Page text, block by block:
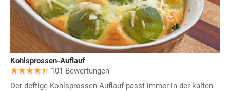
Kohlsprossen-Auflauf
101 Bewertungen
Der deftige Kohlsprossen-Auflauf passt immer in der kalten